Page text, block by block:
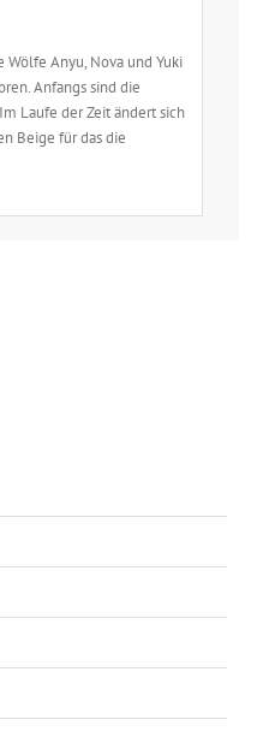
Anyu, Nova und Yuki
Anfangs sind die
Laufe der Zeit ändert sich
Beige für das die